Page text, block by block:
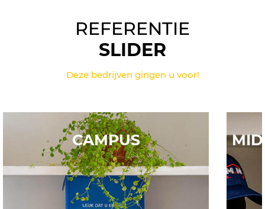
REFERENTIE
SLIDER
Deze bedrijven gingen u voor!
CAMPUS